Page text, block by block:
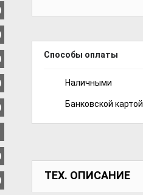
Способы оплаты
Наличными
Банковской картой
ТЕХ. ОПИСАНИЕ